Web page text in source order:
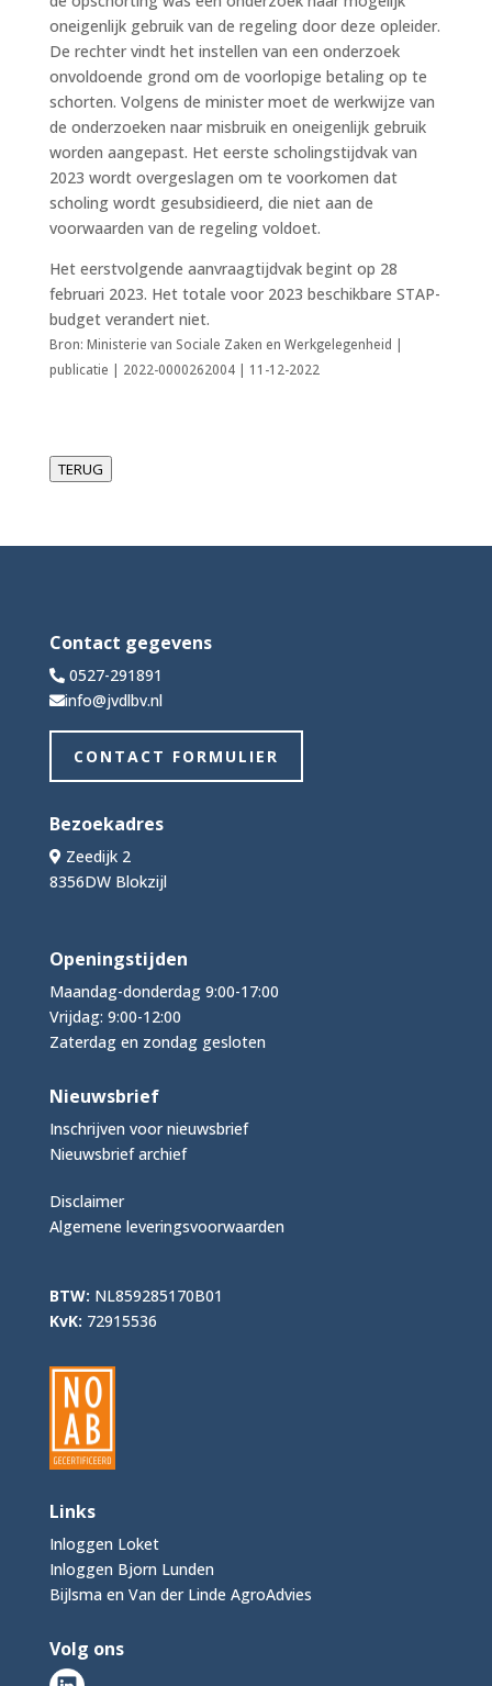
oneigenlijk gebruik van de regeling door deze opleider.
De rechter vindt het instellen van een onderzoek
onvoldoende grond om de voorlopige betaling op te
schorten. Volgens de minister moet de werkwijze van
de onderzoeken naar misbruik en oneigenlijk gebruik
worden aangepast. Het eerste scholingstijdvak van
2023 wordt overgeslagen om te voorkomen dat
scholing wordt gesubsidieerd, die niet aan de
voorwaarden van de regeling voldoet.
Het eerstvolgende aanvraagtijdvak begint op 28
februari 2023. Het totale voor 2023 beschikbare STAP-
budget verandert niet.
Bron: Ministerie van Sociale Zaken en Werkgelegenheid |
publicatie | 2022-0000262004 | 11-12-2022
TERUG
Contact gegevens
0527-291891
info@jvdlbv.nl
CONTACT FORMULIER
Bezoekadres
Zeedijk 2
8356DW Blokzijl
Openingstijden
Maandag-donderdag 9:00-17:00
Vrijdag: 9:00-12:00
Zaterdag en zondag gesloten
Nieuwsbrief
Inschrijven voor nieuwsbrief
Nieuwsbrief archief
Disclaimer
Algemene leveringsvoorwaarden
BTW: NL859285170B01
KvK: 72915536
Links
Inloggen Loket
Inloggen Bjorn Lunden
Bijlsma en Van der Linde AgroAdvies
Volg ons